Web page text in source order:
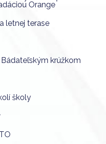
Orange
letnej terase
krúžkom
školy